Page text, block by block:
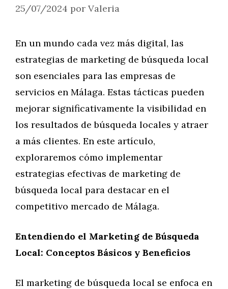
25/07/2024 por Valeria
En un mundo cada vez más digital, las
estrategias de marketing de búsqueda local
son esenciales para las empresas de
servicios en Málaga. Estas tácticas pueden
mejorar significativamente la visibilidad en
los resultados de búsqueda locales y atraer
a más clientes. En este artículo,
exploraremos cómo implementar
estrategias efectivas de marketing de
búsqueda local para destacar en el
competitivo mercado de Málaga.
Entendiendo el Marketing de Búsqueda
Local: Conceptos Básicos y Beneficios
El marketing de búsqueda local se enfoca en